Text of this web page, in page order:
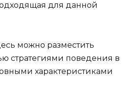
для данной
можно разместить
стратегиями поведения в
характеристиками